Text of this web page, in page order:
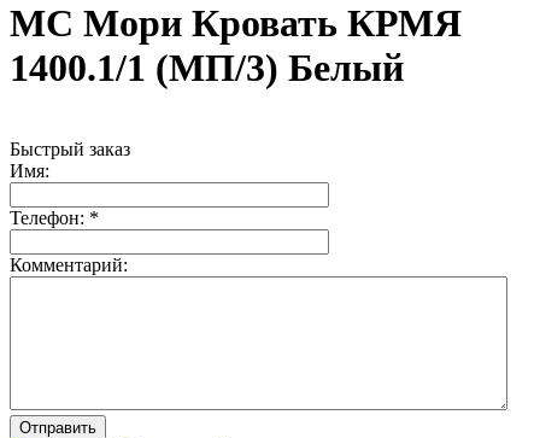
МС Мори Кровать КРМЯ
1400.1/1 (МП/3) Белый
Быстрый заказ
Имя:
Телефон: *
Комментарий:
Отправить